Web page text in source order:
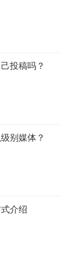
投稿吗？
别媒体？
介绍